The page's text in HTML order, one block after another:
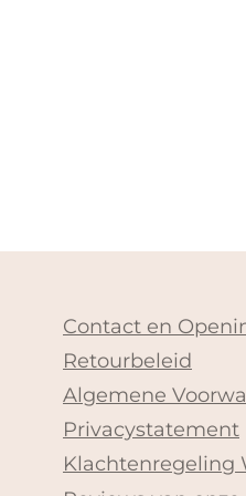
Contact en
Retourbeleid
Algemene
Privacystatement
Klachtenregeling